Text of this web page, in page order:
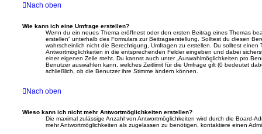
Nach oben
Wie kann ich eine Umfrage erstellen?
Wenn du ein neues Thema eröffnest oder den ersten Beitrag eines Themas
erstellen“ unterhalb des Formulars zur Beitragserstellung. Solltest du diesen
wahrscheinlich nicht die Berechtigung, Umfragen zu erstellen. Du solltest einen
Antwortmöglichkeiten in die entsprechenden Felder eingeben und dabei
einer eigenen Zeile steht. Du kannst auch unter „Auswahlmöglichkeiten pro
Benutzer auswählen kann, welches Zeitlimit für die Umfrage gilt (0 bedeutet
schließlich, ob die Benutzer ihre Stimme ändern können.
Nach oben
Wieso kann ich nicht mehr Antwortmöglichkeiten erstellen?
Die maximal zulässige Anzahl von Antwortmöglichkeiten wird durch die Board-
mehr Antwortmöglichkeiten als zugelassen zu benötigen, kontaktiere einen